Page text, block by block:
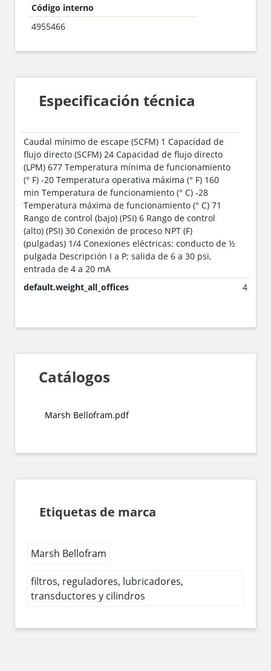
Código interno
4955466
Especificación técnica
Caudal mínimo de escape (SCFM) 1 Capacidad de
flujo directo (SCFM) 24 Capacidad de flujo directo
(LPM) 677 Temperatura mínima de funcionamiento
(° F) -20 Temperatura operativa máxima (° F) 160
min Temperatura de funcionamiento (° C) -28
Temperatura máxima de funcionamiento (° C) 71
Rango de control (bajo) (PSI) 6 Rango de control
(alto) (PSI) 30 Conexión de proceso NPT (F)
(pulgadas) 1/4 Conexiones eléctricas: conducto de ½
pulgada Descripción I a P; salida de 6 a 30 psi,
entrada de 4 a 20 mA
default.weight_all_offices
4
Catálogos
Marsh Bellofram.pdf
Etiquetas de marca
Marsh Bellofram
filtros, reguladores, lubricadores,
transductores y cilindros